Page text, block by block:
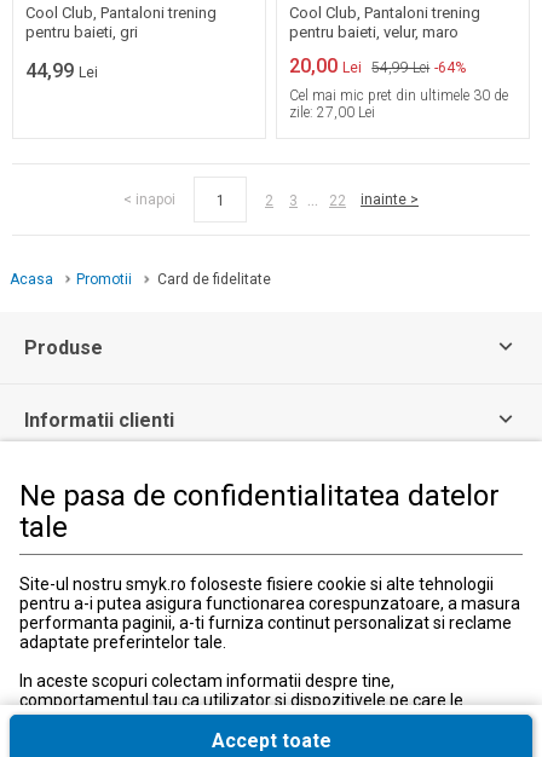
Ne pasa de confidentialitatea datelor
tale
Site-ul nostru smyk.ro foloseste fisiere cookie si alte tehnologii
pentru a-i putea asigura functionarea corespunzatoare, a masura
performanta paginii, a-ti furniza continut personalizat si reclame
adaptate preferintelor tale.
In aceste scopuri colectam informatii despre tine,
comportamentul tau ca utilizator si dispozitivele pe care le
utilizezi, inclusiv cele necesare pentru functionarea
corespunzatoare a site-ului smyk.ro. Aceste fisiere cookie
Accept toate
Cool Club, Pantaloni trening
pentru baieti, gri
44,99 Lei
Cool Club, Pantaloni trening
pentru baieti, velur, maro
20,00 Lei 54,99 Lei -64%
Cel mai mic pret din ultimele 30 de
zile: 27,00 Lei
< inapoi 1 2 3 22 inainte >
Acasa Promotii Card de fidelitate
Produse
Informatii clienti
Informatii legale
Formular de contact
031 40 50 900
Program: